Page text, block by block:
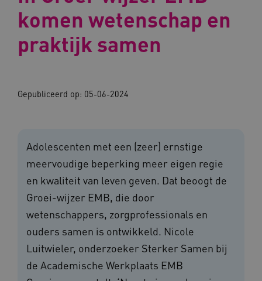
komen wetenschap en
praktijk samen
Gepubliceerd op: 05-06-2024
Adolescenten met een (zeer) ernstige
meervoudige beperking meer eigen regie
en kwaliteit van leven geven. Dat beoogt de
Groei-wijzer EMB, die door
wetenschappers, zorgprofessionals en
ouders samen is ontwikkeld. Nicole
Luitwieler, onderzoeker Sterker Samen bij
de Academische Werkplaats EMB